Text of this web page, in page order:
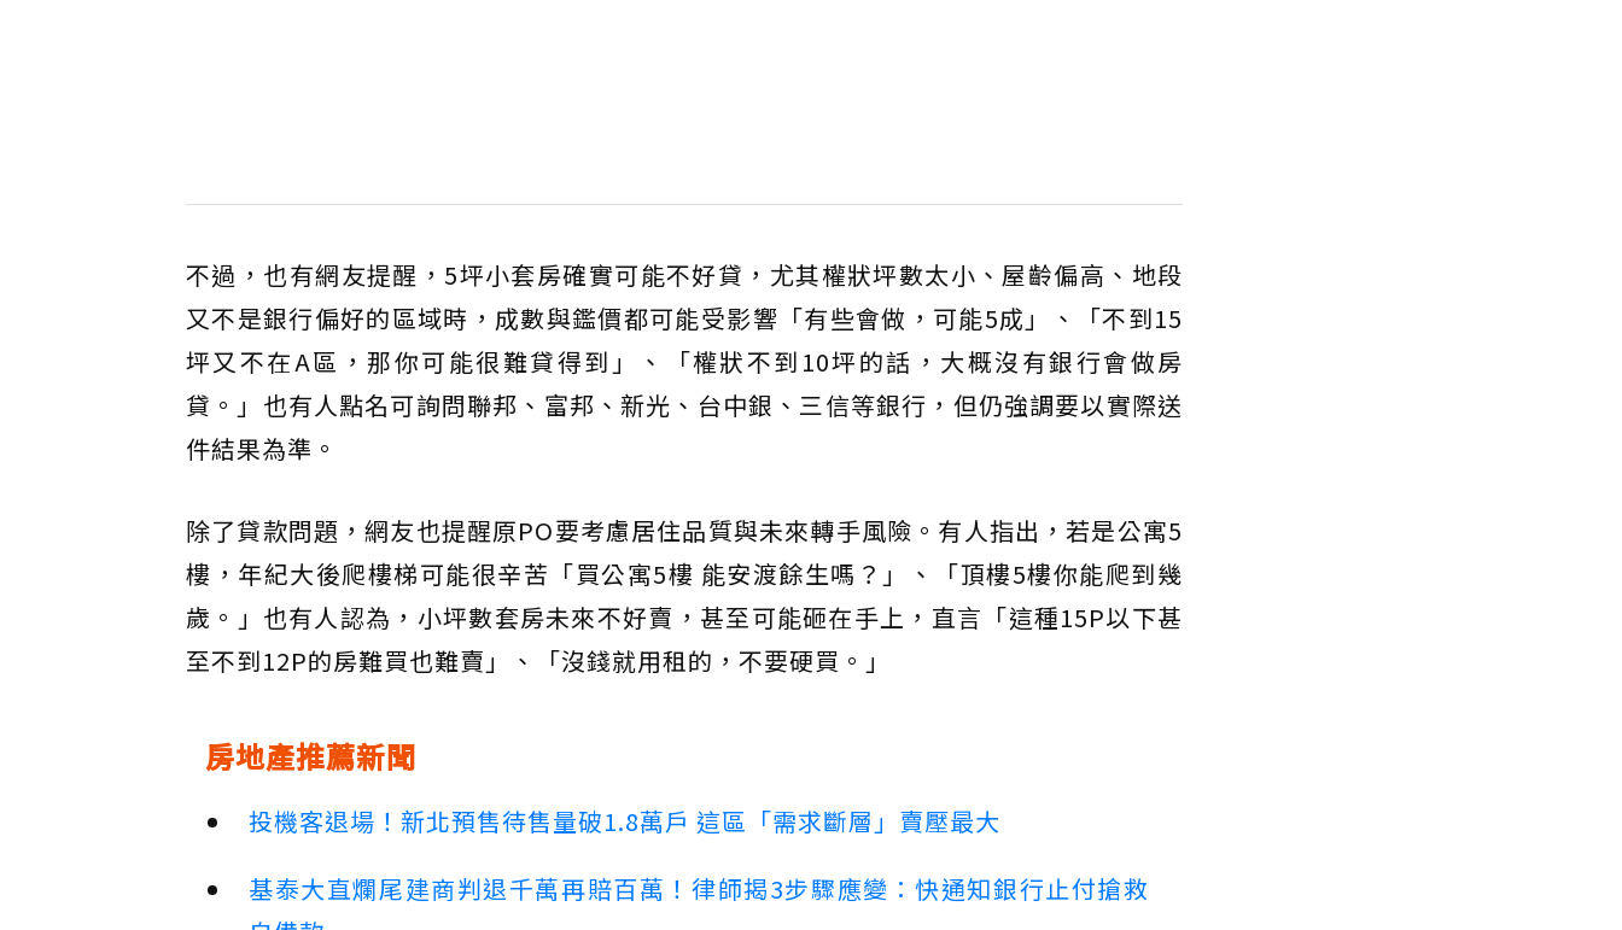
不過，也有網友提醒，5坪小套房確實可能不好貸，尤其權狀坪數太小、屋齡偏高、地段
又不是銀行偏好的區域時，成數與鑑價都可能受影響「有些會做，可能5成」、「不到15
坪又不在A區，那你可能很難貸得到」、「權狀不到10坪的話，大概沒有銀行會做房
貸。」也有人點名可詢問聯邦、富邦、新光、台中銀、三信等銀行，但仍強調要以實際送
件結果為準。
除了貸款問題，網友也提醒原PO要考慮居住品質與未來轉手風險。有人指出，若是公寓5
樓，年紀大後爬樓梯可能很辛苦「買公寓5樓 能安渡餘生嗎？」、「頂樓5樓你能爬到幾
歲。」也有人認為，小坪數套房未來不好賣，甚至可能砸在手上，直言「這種15P以下甚
至不到12P的房難買也難賣」、「沒錢就用租的，不要硬買。」
房地產推薦新聞
投機客退場！新北預售待售量破1.8萬戶 這區「需求斷層」賣壓最大
基泰大直爛尾建商判退千萬再賠百萬！律師揭3步驟應變：快通知銀行止付搶救